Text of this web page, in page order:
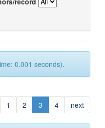
0.001 seconds).
1 2 3 4 next